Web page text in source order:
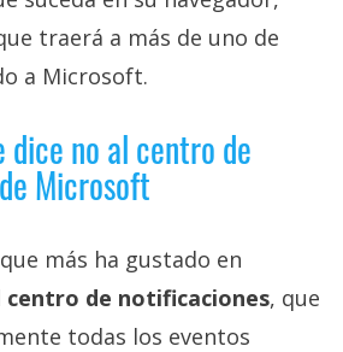
traerá a más de uno de
a Microsoft.
dice no al centro de
Microsoft
más ha gustado en
centro de notificaciones, que
todas los eventos